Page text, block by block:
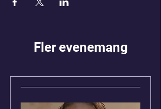
Fler evenemang